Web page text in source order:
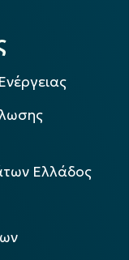
Ελλάδος